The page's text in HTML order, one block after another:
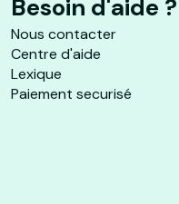
Besoin d'aide ?
Nous contacter
Centre d'aide
Lexique
Paiement securisé